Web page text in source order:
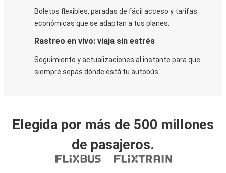
Boletos flexibles, paradas de fácil acceso y tarifas
económicas que se adaptan a tus planes.
Rastreo en vivo: viaja sin estrés
Seguimiento y actualizaciones al instante para que
siempre sepas dónde está tu autobús.
Elegida por más de 500 millones
de pasajeros.